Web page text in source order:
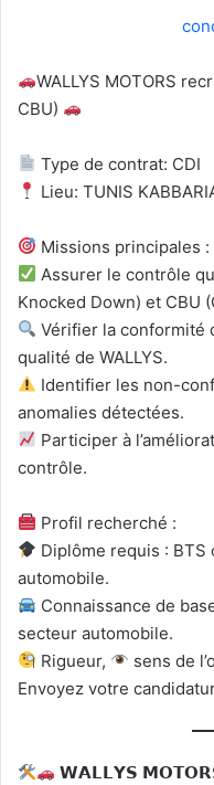
WALLYS MOTORS
CBU)
Type de contrat: CDI
Lieu: TUNIS
Missions principales :
Assurer le contrôle
Knocked Down) et CBU
Vérifier la conformité
qualité de WALLYS.
Identifier les non-
anomalies détectées.
Participer à
contrôle.
Profil recherché :
Diplôme requis : BTS
automobile.
Connaissance de
secteur automobile.
Rigueur,
sens de
Envoyez votre
𝗪𝗔𝗟𝗟𝗬𝗦 𝗠𝗢𝗧𝗢𝗥𝗦